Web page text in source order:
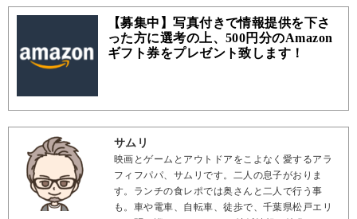
【募集中】写真付きで情報提供を下さ
った方に選考の上、500円分のAmazon
ギフト券をプレゼント致します！
サムリ
映画とゲームとアウトドアをこよなく愛するアラ
フィフパパ、サムリです。二人の息子がおりま
す。ランチの食レポでは奥さんと二人で行う事
も。車や電車、自転車、徒歩で、千葉県松戸エリ